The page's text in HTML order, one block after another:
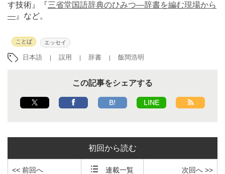
す技術』『 三省堂国語辞典のひみつ―辞書を編む現場から
―』など。
ことば エッセイ
日本語 誤用 辞書 飯間浩明
この記事をシェアする
B! LINE
初回から読む
<< 前回へ 連載一覧 次回へ >>